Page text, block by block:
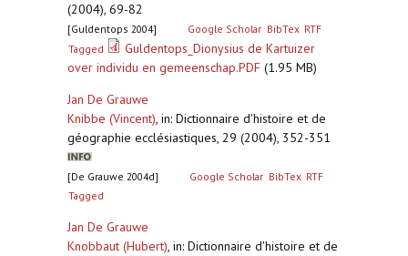
(2004), 69-82
[Guldentops 2004] Google Scholar BibTex RTF
Tagged
Guldentops_Dionysius de Kartuizer
over individu en gemeenschap.PDF (1.95 MB)
Jan De Grauwe
Knibbe (Vincent), in: Dictionnaire d'histoire et de
géographie ecclésiastiques, 29 (2004), 352-351
[De Grauwe 2004d] Google Scholar BibTex RTF
Tagged
Jan De Grauwe
Knobbaut (Hubert), in: Dictionnaire d'histoire et de